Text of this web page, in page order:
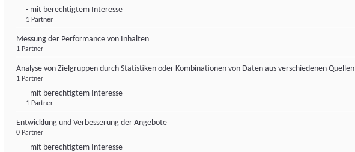
- mit berechtigtem Interesse
1 Partner
Messung der Performance von Inhalten
1 Partner
Analyse von Zielgruppen durch Statistiken oder Kombinationen von Daten aus verschiedenen Quellen
1 Partner
- mit berechtigtem Interesse
1 Partner
Entwicklung und Verbesserung der Angebote
0 Partner
- mit berechtigtem Interesse